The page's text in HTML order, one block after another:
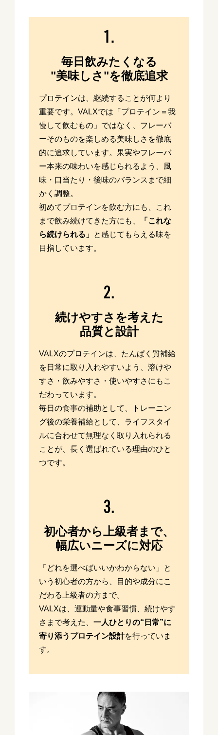
毎日飲みたくなる
"美味しさ"を徹底追求
プロテインは、継続することが何より
重要です。VALXでは「プロテイン＝我
慢して飲むもの」ではなく、フレーバ
ーそのものを楽しめる美味しさを徹底
的に追求しています。果実やフレーバ
ー本来の味わいを感じられるよう、風
味・口当たり・後味のバランスまで細
かく調整。
初めてプロテインを飲む方にも、これ
まで飲み続けてきた方にも、
「これな
ら続けられる」
と感じてもらえる味を
目指しています。
続けやすさを考えた
品質と設計
VALXのプロテインは、たんぱく質補給
を日常に取り入れやすいよう、溶けや
すさ・飲みやすさ・使いやすさにもこ
だわっています。
毎日の食事の補助として、トレーニン
グ後の栄養補給として、ライフスタイ
ルに合わせて無理なく取り入れられる
ことが、長く選ばれている理由のひと
つです。
初心者から上級者まで、
幅広いニーズに対応
「どれを選べばいいかわからない」と
いう初心者の方から、目的や成分にこ
だわる上級者の方まで。
VALXは、運動量や食事習慣、続けやす
さまで考えた、一人ひとりの“日常”に
寄り添うプロテイン設計を行っていま
す。